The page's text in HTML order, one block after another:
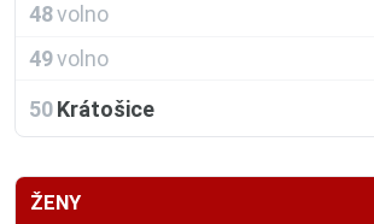
48volno
49volno
50 Krátošice
ŽENY